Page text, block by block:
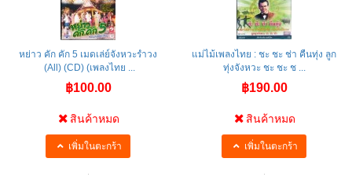
หย่าว คัก คัก 5 เมดเล่ย์จังหวะรำวง
(All) (CD) (เพลงไทย ...
฿100.00
สินค้าหมด
เพิ่มในตะกร้า
แม่ไม้เพลงไทย : ชะ ชะ ช่า คืนทุ่ง ลูก
ทุ่งจังหวะ ชะ ชะ ช ...
฿190.00
สินค้าหมด
เพิ่มในตะกร้า